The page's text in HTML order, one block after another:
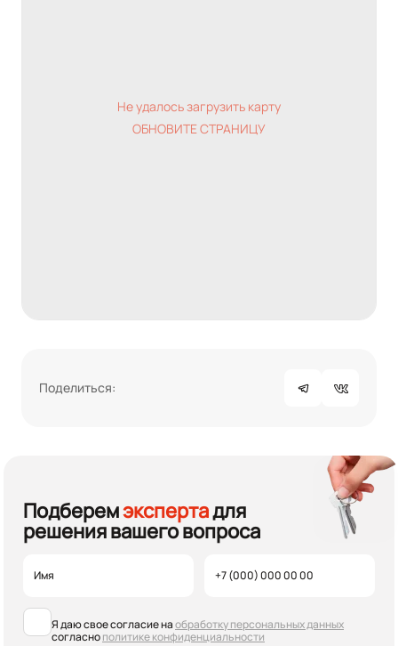
Не удалось загрузить карту
ОБНОВИТЕ СТРАНИЦУ
Поделиться:
Подберемэкспертадля
решения вашего вопроса
Я даю свое согласие наобработку персональных данных
согласнополитике конфиденциальности